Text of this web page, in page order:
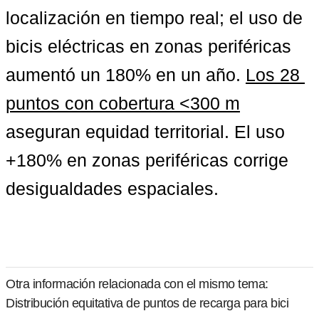
localización en tiempo real; el uso de
bicis eléctricas en zonas periféricas
aumentó un 180% en un año. Los 28
puntos con cobertura <300 m
aseguran equidad territorial. El uso
+180% en zonas periféricas corrige
desigualdades espaciales.
Otra información relacionada con el mismo tema:
Distribución equitativa de puntos de recarga para bici